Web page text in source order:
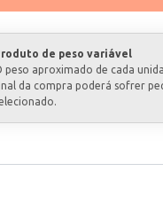
de peso variável
peso aproximado de cada
da compra poderá sofrer